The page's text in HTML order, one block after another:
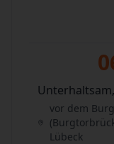
vor dem
Lübeck